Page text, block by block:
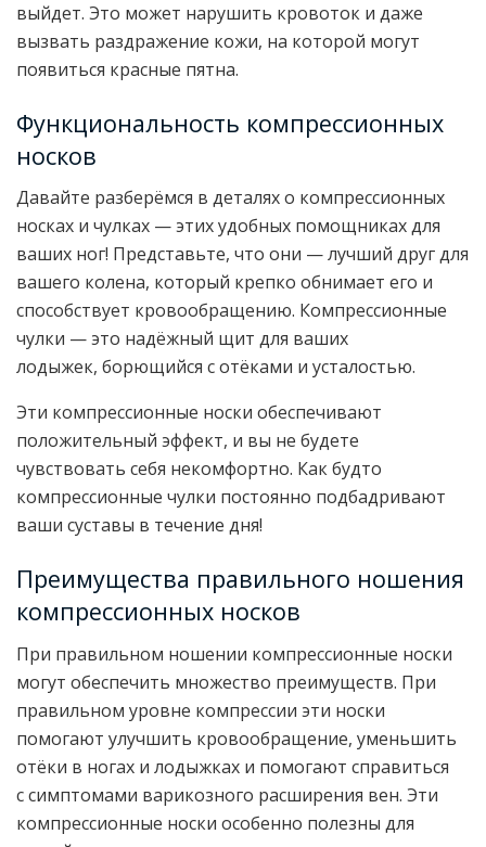
выйдет. Это может нарушить кровоток и даже
вызвать раздражение кожи, на которой могут
появиться красные пятна.
Функциональность компрессионных
носков
Давайте разберёмся в деталях о компрессионных
носках и чулках — этих удобных помощниках для
ваших ног! Представьте, что они — лучший друг для
вашего колена, который крепко обнимает его и
способствует кровообращению. Компрессионные
чулки — это надёжный щит для ваших
лодыжек, борющийся с отёками и усталостью.
Эти компрессионные носки обеспечивают
положительный эффект, и вы не будете
чувствовать себя некомфортно. Как будто
компрессионные чулки постоянно подбадривают
ваши суставы в течение дня!
Преимущества правильного ношения
компрессионных носков
При правильном ношении компрессионные носки
могут обеспечить множество преимуществ. При
правильном уровне компрессии эти носки
помогают улучшить кровообращение, уменьшить
отёки в ногах и лодыжках и помогают справиться
с симптомами варикозного расширения вен. Эти
компрессионные носки особенно полезны для